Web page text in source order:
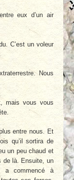
eux d’un air
C’est un voleur
Nous
mais vous vous
entre nous. Et
qu’il sortira de
un peu chaud et
de là. Ensuite, un
a commencé à